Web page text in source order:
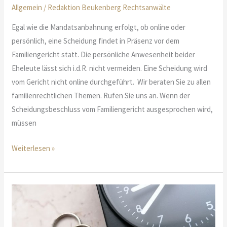
Allgemein / Redaktion Beukenberg Rechtsanwälte
Egal wie die Mandatsanbahnung erfolgt, ob online oder
persönlich, eine Scheidung findet in Präsenz vor dem
Familiengericht statt. Die persönliche Anwesenheit beider
Eheleute lässt sich i.d.R. nicht vermeiden. Eine Scheidung wird
vom Gericht nicht online durchgeführt. Wir beraten Sie zu allen
familienrechtlichen Themen. Rufen Sie uns an. Wenn der
Scheidungsbeschluss vom Familiengericht ausgesprochen wird,
müssen
Onlinescheidung
Weiterlesen »